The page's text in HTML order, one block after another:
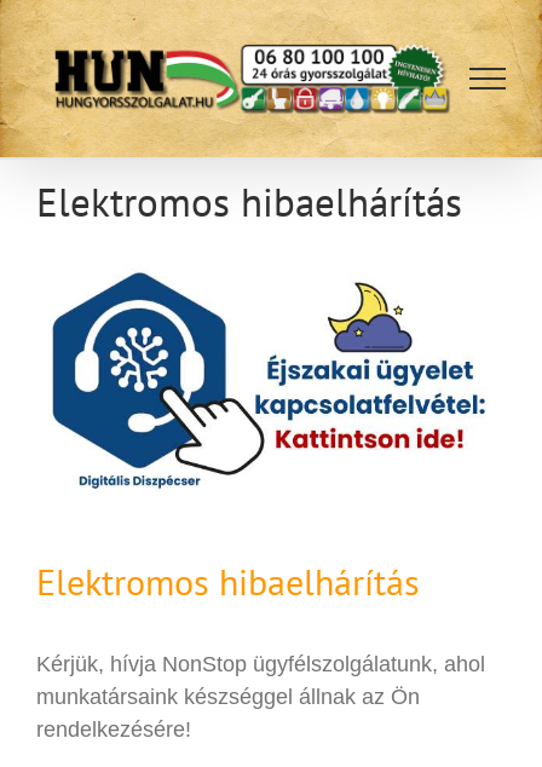
Kihagyás
Elektromos hibaelhárítás
Elektromos hibaelhárítás
Kérjük, hívja NonStop ügyfélszolgálatunk, ahol
munkatársaink készséggel állnak az Ön
rendelkezésére!